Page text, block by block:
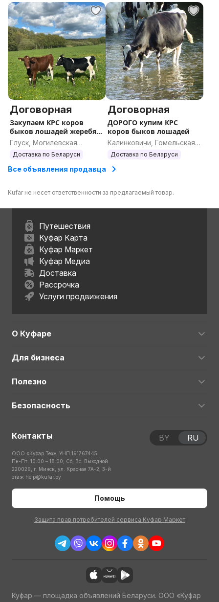
Договорная
Закупаем КРС коров
быков лошадей жеребят.
ДОРОГО
Глуск, Могилевская
область
Доставка по Беларуси
Договорная
ДОРОГО купим КРС
коров быков лошадей
Калинковичи, Гомельская
область
Доставка по Беларуси
Все объявления продавца
Kufar не несет ответственности за предлагаемый товар.
Путешествия
Куфар Карта
Куфар Маркет
Куфар Медиа
Доставка
Рассрочка
Услуги продвижения
О Куфаре
Для бизнеса
Полезно
Безопасность
Контакты
ООО «Куфар Тех», УНП 191767445
Пн-Пт: 10:00 – 18:00; Сб, Вс: Выходной
220029, г. Минск, ул. Красная 7А-2, 3-й
этаж help@kufar.by
Помощь
Защита прав потребителей сервиса Куфар Маркет
BY RU
Куфар — площадка объявлений Беларуси. ООО «Куфар